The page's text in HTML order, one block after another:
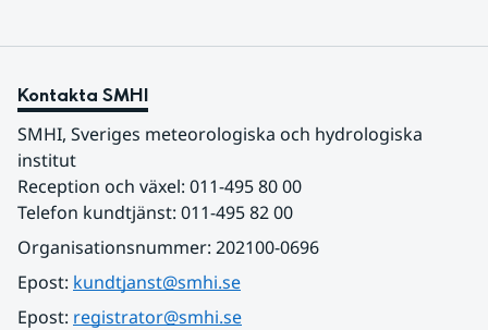
Kontakta SMHI
SMHI, Sveriges meteorologiska och hydrologiska
institut
Reception och växel: 011-495 80 00
Telefon kundtjänst: 011-495 82 00
Organisationsnummer: 202100-0696
Epost: kundtjanst@smhi.se
Epost: registrator@smhi.se